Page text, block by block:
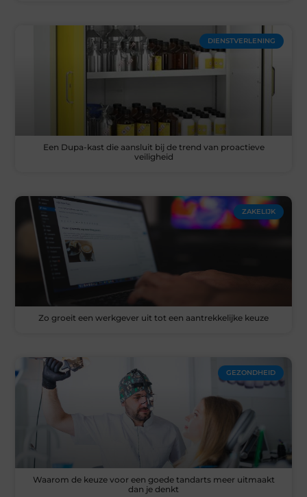
DIENSTVERLENING
Een Dupa-kast die aansluit bij de trend van proactieve
veiligheid
ZAKELIJK
Zo groeit een werkgever uit tot een aantrekkelijke keuze
GEZONDHEID
Waarom de keuze voor een goede tandarts meer uitmaakt
dan je denkt